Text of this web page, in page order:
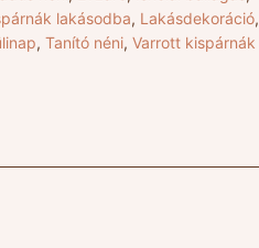
lakásodba, Lakásdekoráció,
, Tanító néni, Varrott kispárnák